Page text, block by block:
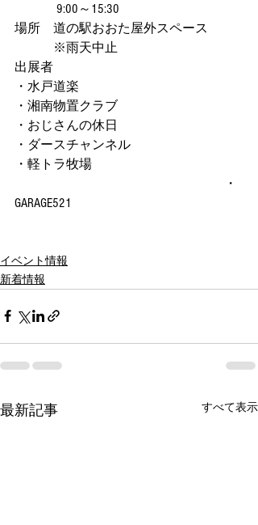
9:00～15:30
場所　道の駅おおた屋外スペース
※雨天中止
出展者
・水戸道楽
・湘南物置クラブ
・おじさんの休日
・ダースチャンネル
・軽トラ牧場
                                                                 ・
GARAGE521
イベント情報
新着情報
最新記事 すべて表示